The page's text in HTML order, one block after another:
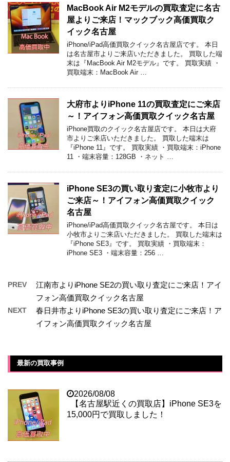
MacBook Air M2モデルの買取査定に名古
屋よりご来店！マックブック高価買取ク
イック名古屋
iPhone/iPad高価買取クイック名古屋店です。 本日
は名古屋市よりご来店いただきました。 買取した端
末は『MacBook Air M2モデル』です。 買取実績 ・
買取端末：MacBook Air …
大府市よりiPhone 11の買取査定にご来店
～！アイフォン高価買取クイック名古屋
iPhone買取のクイック名古屋店です。 本日は大府
市よりご来店いただきました。 買取した端末は
『iPhone 11』です。 買取実績 ・買取端末：iPhone
11 ・端末容量：128GB ・ネット …
iPhone SE3の買い取り査定に小牧市より
ご来店～！アイフォン高価買取クイック
名古屋
iPhone/iPad高価買取クイック名古屋です。 本日は
小牧市よりご来店いただきました。 買取した端末は
『iPhone SE3』です。 買取実績 ・買取端末：
iPhone SE3 ・端末容量：256 …
PREV
江南市よりiPhone SE2の買い取り査定にご来店！アイ
フォン高価買取クイック名古屋
NEXT
春日井市よりiPhone SE3の買い取り査定にご来店！ア
イフォン高価買取クイック名古屋
最新の買取事例
2026/08/08
【名古屋駅近くの買取店】iPhone SE3を
15,000円で買取しました！